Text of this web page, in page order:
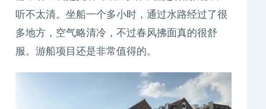
听不太清。坐船一个多小时，通过水路经过了很
多地方，空气略清冷，不过春风拂面真的很舒
服。游船项目还是非常值得的。